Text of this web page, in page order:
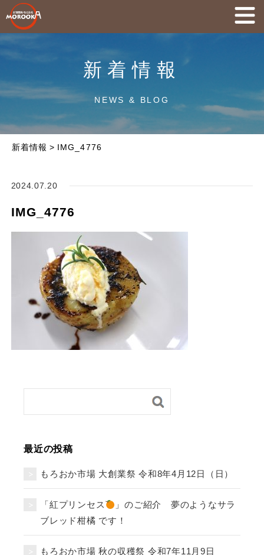
新着情報
NEWS & BLOG
新着情報 > IMG_4776
2024.07.20
IMG_4776
最近の投稿
もろおか市場 大創業祭 令和8年4月12日（日）
「紅プリンセス
」のご紹介 夢のようなサラ
ブレッド柑橘 です！
もろおか市場 秋の収穫祭 令和7年11月9日